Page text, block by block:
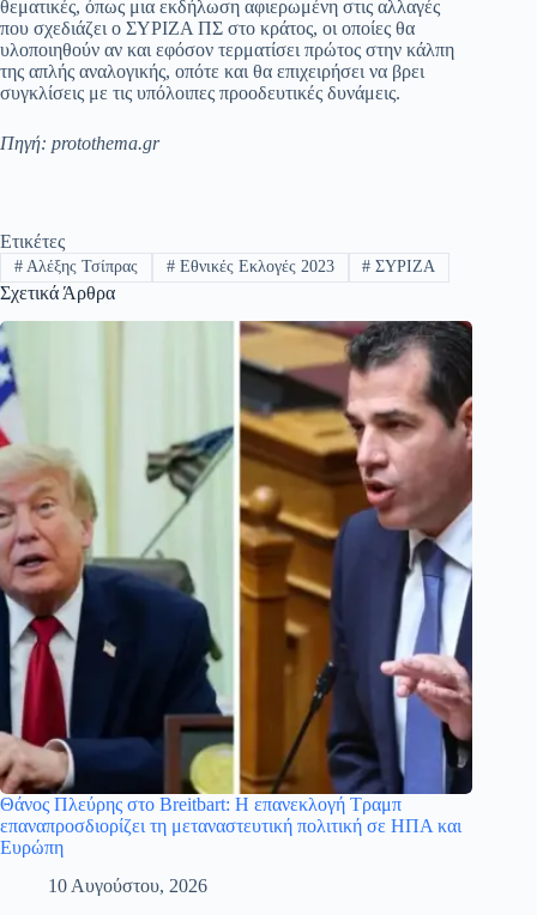
θεματικές, όπως μια εκδήλωση αφιερωμένη στις αλλαγές
που σχεδιάζει ο ΣΥΡΙΖΑ ΠΣ στο κράτος, οι οποίες θα
υλοποιηθούν αν και εφόσον τερματίσει πρώτος στην κάλπη
της απλής αναλογικής, οπότε και θα επιχειρήσει να βρει
συγκλίσεις με τις υπόλοιπες προοδευτικές δυνάμεις.
Πηγή: protothema.gr
Ετικέτες
#Αλέξης Τσίπρας #Εθνικές Εκλογές 2023 # ΣΥΡΙΖΑ
Σχετικά Άρθρα
Θάνος Πλεύρης στο Breitbart: Η επανεκλογή Τραμπ
επαναπροσδιορίζει τη μεταναστευτική πολιτική σε ΗΠΑ και
Ευρώπη
10 Αυγούστου, 2026